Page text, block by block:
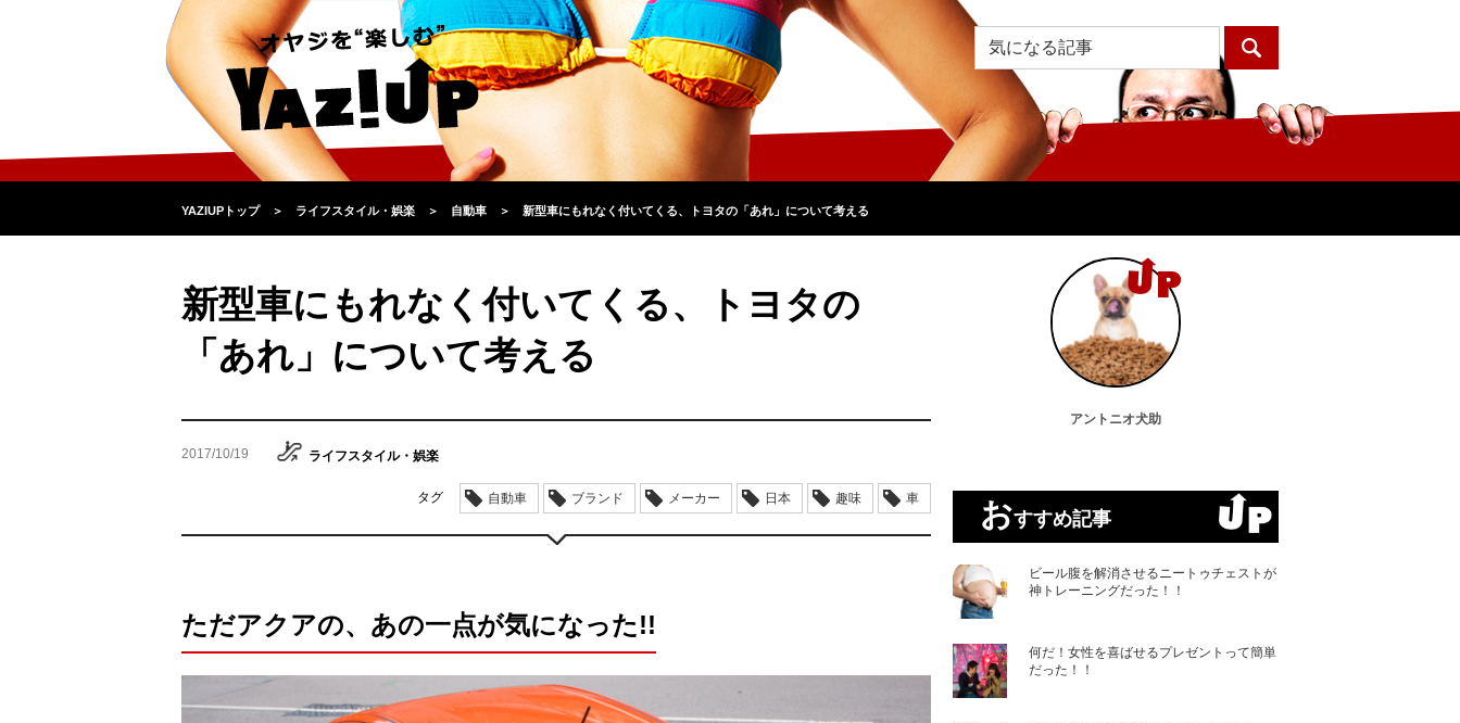
YAZIUPトップ ＞ ライフスタイル・娯楽 ＞ 自動車 ＞ 新型車にもれなく付いてくる、トヨタの「あれ」について考える
新型車にもれなく付いてくる、トヨタの
「あれ」について考える
2017/10/19 ライフスタイル・娯楽
タグ 自動車 ブランド メーカー 日本 趣味 車
ただアクアの、あの一点が気になった!!
アントニオ犬助
おすすめ記事
ビール腹を解消させるニートゥチェストが
神トレーニングだった！！
何だ！女性を喜ばせるプレゼントって簡単
だった！！